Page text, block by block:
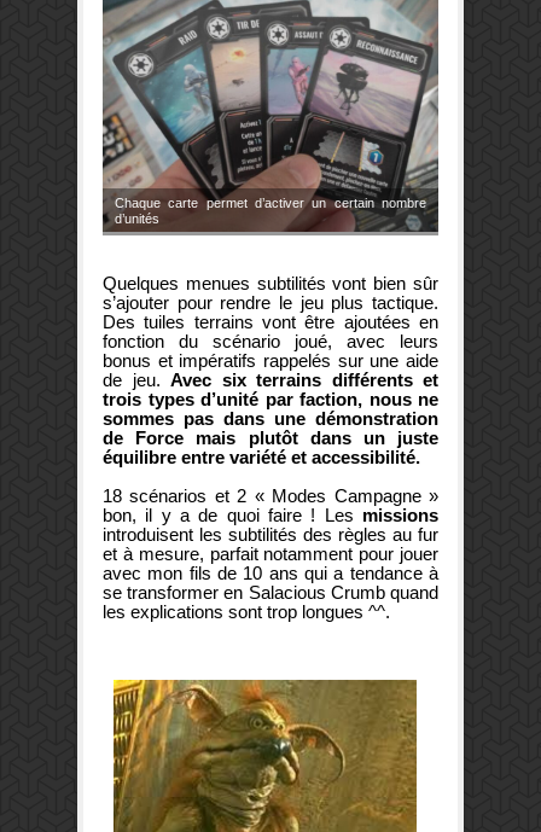
Chaque carte permet d’activer un certain nombre
d’unités
Quelques menues subtilités vont bien sûr
s’ajouter pour rendre le jeu plus tactique.
Des tuiles terrains vont être ajoutées en
fonction du scénario joué, avec leurs
bonus et impératifs rappelés sur une aide
de jeu. Avec six terrains différents et
trois types d’unité par faction, nous ne
sommes pas dans une démonstration
de Force mais plutôt dans un juste
équilibre entre variété et accessibilité.
18 scénarios et 2 « Modes Campagne »
bon, il y a de quoi faire ! Les missions
introduisent les subtilités des règles au fur
et à mesure, parfait notamment pour jouer
avec mon fils de 10 ans qui a tendance à
se transformer en Salacious Crumb quand
les explications sont trop longues ^^.